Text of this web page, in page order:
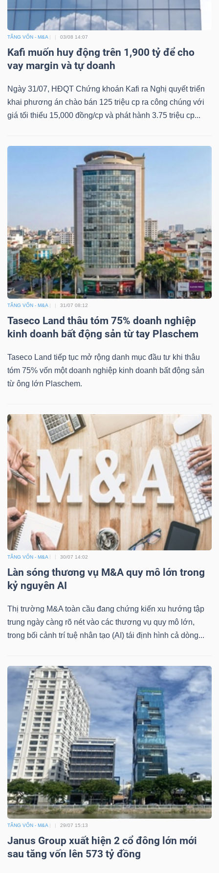
TĂNG VỐN - M&A 03/08 14:07
Kafi muốn huy động trên 1,900 tỷ để cho
vay margin và tự doanh
Ngày 31/07, HĐQT Chứng khoán Kafi ra Nghị quyết triển
khai phương án chào bán 125 triệu cp ra công chúng với
giá tối thiểu 15,000 đồng/cp và phát hành 3.75 triệu cp...
TĂNG VỐN - M&A 31/07 08:12
Taseco Land thâu tóm 75% doanh nghiệp
kinh doanh bất động sản từ tay Plaschem
Taseco Land tiếp tục mở rộng danh mục đầu tư khi thâu
tóm 75% vốn một doanh nghiệp kinh doanh bất động sản
từ ông lớn Plaschem.
TĂNG VỐN - M&A 30/07 14:02
Làn sóng thương vụ M&A quy mô lớn trong
kỷ nguyên AI
Thị trường M&A toàn cầu đang chứng kiến xu hướng tập
trung ngày càng rõ nét vào các thương vụ quy mô lớn,
trong bối cảnh trí tuệ nhân tạo (AI) tái định hình cả dòng...
TĂNG VỐN - M&A 29/07 15:13
Janus Group xuất hiện 2 cổ đông lớn mới
sau tăng vốn lên 573 tỷ đồng